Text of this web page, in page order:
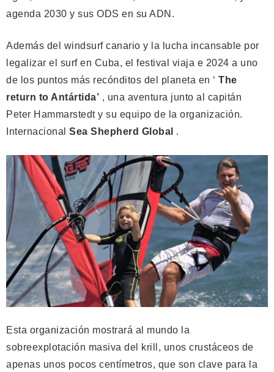
agenda 2030 y sus ODS en su ADN.
Además del windsurf canario y la lucha incansable por
legalizar el surf en Cuba, el festival viaja e 2024 a uno
de los puntos más recónditos del planeta en ‘ The
return to Antártida’ , una aventura junto al capitán
Peter Hammarstedt y su equipo de la organización.
Internacional Sea Shepherd Global .
Esta organización mostrará al mundo la
sobreexplotación masiva del krill, unos crustáceos de
apenas unos pocos centímetros, que son clave para la